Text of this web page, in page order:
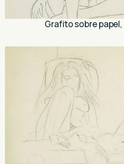
Grafito sobre papel,